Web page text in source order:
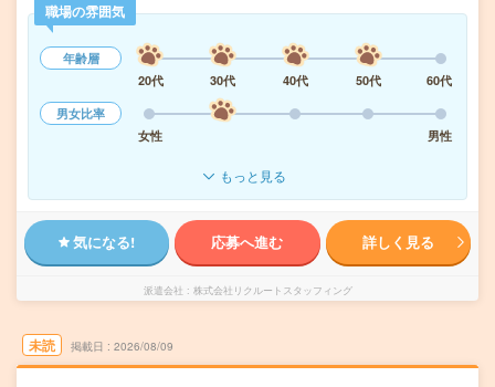
職場の雰囲気
年齢層
20代
30代 40代 50代
60代
男女比率
女性
男性
もっと見る
気になる! 応募へ進む 詳しく見る
派遣会社 株式会社リクルートスタッフィング
未読 掲載日 2026/08/09